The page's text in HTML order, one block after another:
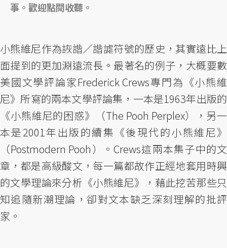
事。歡迎點閱收聽。
小熊維尼作為詼諧／諧謔符號的歷史，其實遠比上
面提到的更加淵遠流長。最著名的例子，大概要數
美國文學評論家Frederick Crews專門為《小熊維
尼》所寫的兩本文學評論集，一本是1963年出版的
《小熊維尼的困惑》（The Pooh Perplex），另一
本是2001年出版的續集《後現代的小熊維尼》
（Postmodern Pooh）。Crews這兩本集子中的文
章，都是高級酸文，每一篇都故作正經地套用時興
的文學理論來分析《小熊維尼》，藉此挖苦那些只
知追隨新潮理論，卻對文本缺乏深刻理解的批評
家。